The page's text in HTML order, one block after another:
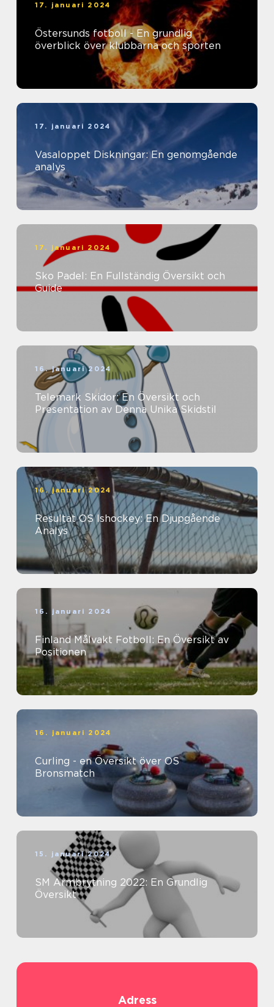
17. januari 2024
Östersunds fotboll - En grundlig
överblick över klubbarna och sporten
17. januari 2024
Vasaloppet Diskningar: En genomgående
analys
17. januari 2024
Sko Padel: En Fullständig Översikt och
Guide
16. januari 2024
Telemark Skidor: En Översikt och
Presentation av Denna Unika Skidstil
16. januari 2024
Resultat OS Ishockey: En Djupgående
Analys
16. januari 2024
Finland Målvakt Fotboll: En Översikt av
Positionen
16. januari 2024
Curling - en Översikt över OS
Bronsmatch
15. januari 2024
SM Armbrytning 2022: En Grundlig
Översikt
Adress